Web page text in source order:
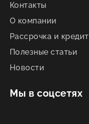
Контакты
О компании
Рассрочка и кредит
Полезные статьи
Новости
Мы в соцсетях